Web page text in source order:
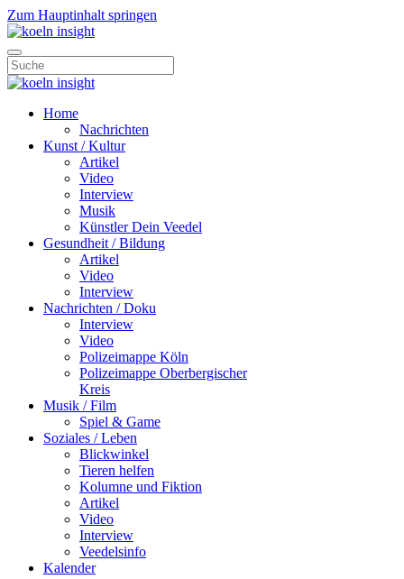
Zum Hauptinhalt springen
Home
Nachrichten
Kunst / Kultur
Artikel
Video
Interview
Musik
Künstler Dein Veedel
Gesundheit / Bildung
Artikel
Video
Interview
Nachrichten / Doku
Interview
Video
Polizeimappe Köln
Polizeimappe Oberbergischer
Kreis
Musik / Film
Spiel & Game
Soziales / Leben
Blickwinkel
Tieren helfen
Kolumne und Fiktion
Artikel
Video
Interview
Veedelsinfo
Kalender